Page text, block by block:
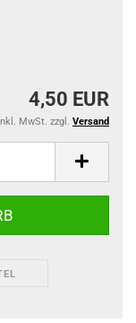
4,50 EUR
MwSt. zzgl. Versand